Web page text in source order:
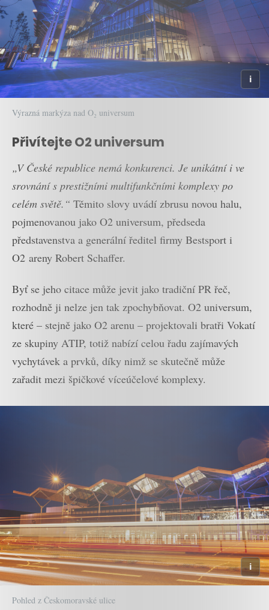
Výrazná markýza nad O₂ universum
Přivítejte O2 universum
„V České republice nemá konkurenci. Je unikátní i ve
srovnání s prestižními multifunkčními komplexy po
celém světě.“ Těmito slovy uvádí zbrusu novou halu,
pojmenovanou jako O2 universum, předseda
představenstva a generální ředitel firmy Bestsport i
O2 areny Robert Schaffer.
Byť se jeho citace může jevit jako tradiční PR řeč,
rozhodně ji nelze jen tak zpochybňovat. O2 universum,
které – stejně jako O2 arenu – projektovali bratři Vokatí
ze skupiny ATIP, totiž nabízí celou řadu zajímavých
vychytávek a prvků, díky nimž se skutečně může
zařadit mezi špičkové víceúčelové komplexy.
Pohled z Českomoravské ulice